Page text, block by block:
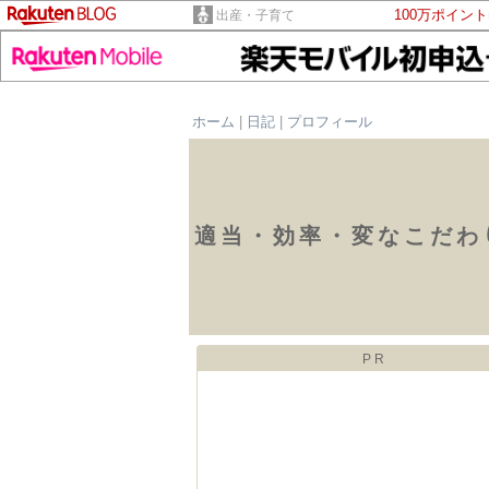
出産・子育て 100万ポイン
ホーム
日記 プロフィール
適当・効率・変なこだ
PR